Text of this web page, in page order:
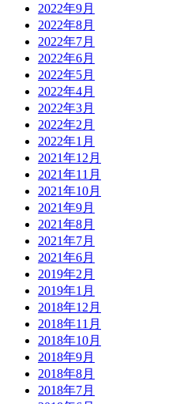
2022年9月
2022年8月
2022年7月
2022年6月
2022年5月
2022年4月
2022年3月
2022年2月
2022年1月
2021年12月
2021年11月
2021年10月
2021年9月
2021年8月
2021年7月
2021年6月
2019年2月
2019年1月
2018年12月
2018年11月
2018年10月
2018年9月
2018年8月
2018年7月